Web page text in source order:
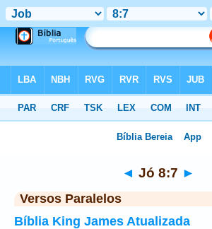
◄ Jó 8:7 ►
Versos Paralelos
Bíblia King James Atualizada